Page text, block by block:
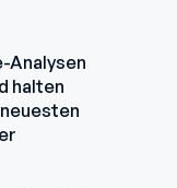
Analysen
halten